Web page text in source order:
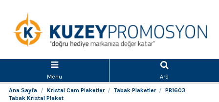
Menu
Ara
Ana Sayfa
Kristal Cam Plaketler Tabak Plaketler
PB1603
Tabak Kristal Plaket